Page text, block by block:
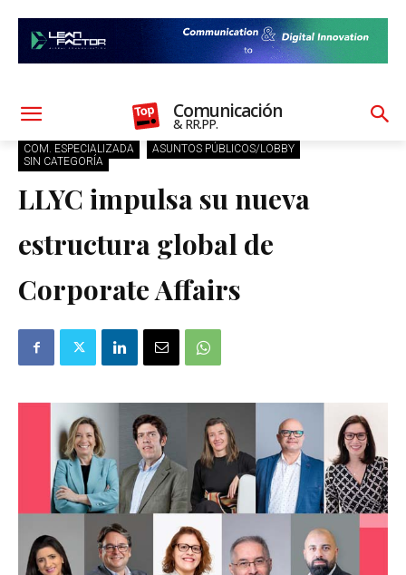
Comunicación
& RR.PP.
COM. ESPECIALIZADA
ASUNTOS PÚBLICOS/LOBBY
SIN CATEGORÍA
LLYC impulsa su nueva
estructura global de
Corporate Affairs